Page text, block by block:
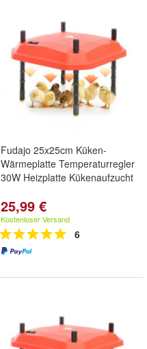
Fudajo 25x25cm Küken-
Wärmeplatte Temperaturregler
30W Heizplatte Kükenaufzucht
25,99 €
Kostenloser Versand
6